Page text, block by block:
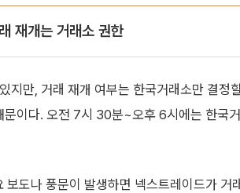
재개는 거래소 권한
지만, 거래 재개 여부는 한국거래소만 결정
이다. 오전 7시 30분~오후 6시에는 한국
도나 풍문이 발생하면 넥스트레이드가 거